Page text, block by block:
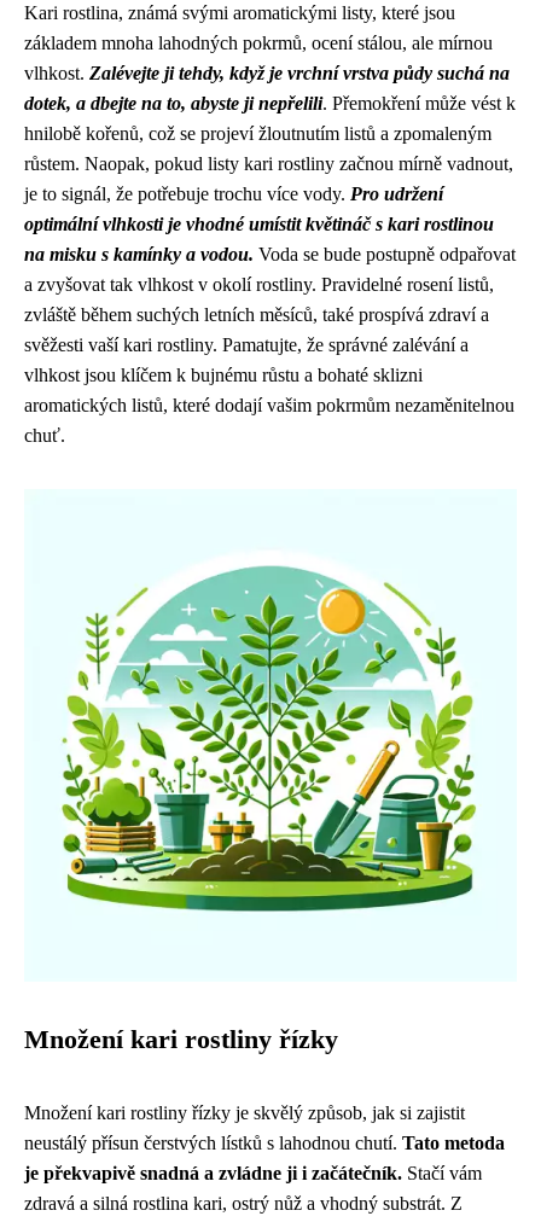
Kari rostlina, známá svými aromatickými listy, které jsou
základem mnoha lahodných pokrmů, ocení stálou, ale mírnou
vlhkost. Zalévejte ji tehdy, když je vrchní vrstva půdy suchá na
dotek, a dbejte na to, abyste ji nepřelili. Přemokření může vést k
hnilobě kořenů, což se projeví žloutnutím listů a zpomaleným
růstem. Naopak, pokud listy kari rostliny začnou mírně vadnout,
je to signál, že potřebuje trochu více vody. Pro udržení
optimální vlhkosti je vhodné umístit květináč s kari rostlinou
na misku s kamínky a vodou. Voda se bude postupně odpařovat
a zvyšovat tak vlhkost v okolí rostliny. Pravidelné rosení listů,
zvláště během suchých letních měsíců, také prospívá zdraví a
svěžesti vaší kari rostliny. Pamatujte, že správné zalévání a
vlhkost jsou klíčem k bujnému růstu a bohaté sklizni
aromatických listů, které dodají vašim pokrmům nezaměnitelnou
chuť.
Množení kari rostliny řízky
Množení kari rostliny řízky je skvělý způsob, jak si zajistit
neustálý přísun čerstvých lístků s lahodnou chutí. Tato metoda
je překvapivě snadná a zvládne ji i začátečník. Stačí vám
zdravá a silná rostlina kari, ostrý nůž a vhodný substrát. Z